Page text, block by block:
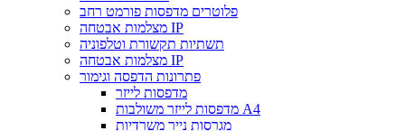
פלוטרים מדפסות פורמט רחב
מצלמות אבטחה IP
תשתיות תקשורת וטלפוניה
מצלמות אבטחה IP
פתרונות הדפסה וגימור
מדפסות לייזר
מדפסות לייזר משולבות A4
מגרסות נייר משרדיות